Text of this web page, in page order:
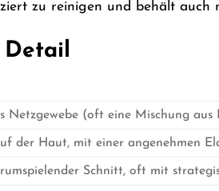
zu reinigen und behält auch
Netzgewebe (oft eine Mischung
der Haut, mit einer angenehmen
Schnitt, oft mit